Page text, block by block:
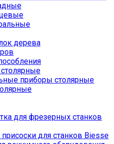
дерева
приборы столярные
для фрезерных станков
для станков Biesse